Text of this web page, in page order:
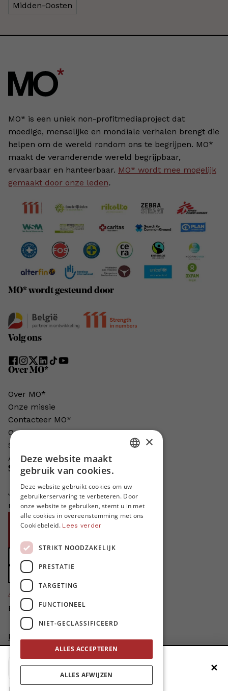
Midden-Oosten
MO* is een uniek non-profitmediaproject dat
moedige, menselijke en mondiale verhalen brengt die
helpen om de wereld rondom ons te begrijpen. MO*
maakt de veranderende wereld begrijpbaar,
ervaarbaar en hanteerbaar. MO* wordt mee mogelijk
gemaakt door onze leden.
MO* wordt gesteund door
Volg ons
Over MO*
Over MO*
Onze missie
Contacteer MO*
Onze auteurs
Schrijven voor MO*?
Adverteren in MO*
Steun MO*
Je helpt ons groeien. MO* bestaat
niet zonder jouw steun!
Doe een gift
Zet MO* in uw testament
4424
Bedankt voor jullie steun!
Privacybeleid
Disclaimer
AI Charter
Cookievoorkeuren aanpassen
site by
Voeg MO* toe aan je beginscherm ✕
1. Druk op de deelknop
ENGLISH
×
Deze website maakt
gebruik van cookies.
Deze website gebruikt cookies om uw
gebruikerservaring te verbeteren. Door
onze website te gebruiken, stemt u in met
alle cookies in overeenstemming met ons
Cookiebeleid. Lees verder
STRIKT NOODZAKELIJK
PRESTATIE
TARGETING
FUNCTIONEEL
NIET-GECLASSIFICEERD
ALLES ACCEPTEREN
ALLES AFWIJZEN